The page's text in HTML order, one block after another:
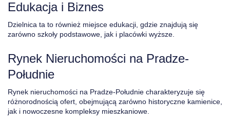
Edukacja i Biznes
Dzielnica ta to również miejsce edukacji, gdzie znajdują się
zarówno szkoły podstawowe, jak i placówki wyższe.
Rynek Nieruchomości na Pradze-
Południe
Rynek nieruchomości na Pradze-Południe charakteryzuje się
różnorodnością ofert, obejmującą zarówno historyczne kamienice,
jak i nowoczesne kompleksy mieszkaniowe.